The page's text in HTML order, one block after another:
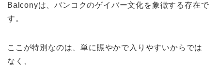
Balconyは、バンコクのゲイバー文化を象徴する存在で
す。
ここが特別なのは、単に賑やかで入りやすいからでは
なく、